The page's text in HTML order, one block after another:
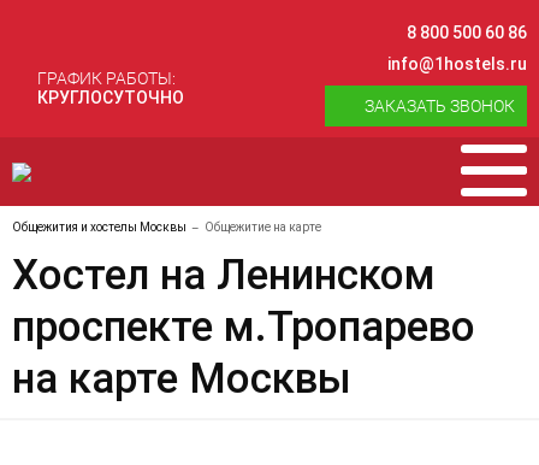
ГРАФИК РАБОТЫ:
КРУГЛОСУТОЧНО
8 800 500 60 86
info@1hostels.ru
ЗАКАЗАТЬ ЗВОНОК
Общежития и хостелы Москвы Общежитие на карте
Хостел на Ленинском
проспекте м.Тропарево
на карте Москвы